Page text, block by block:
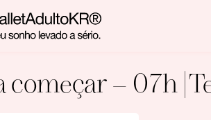
começar – 07h |